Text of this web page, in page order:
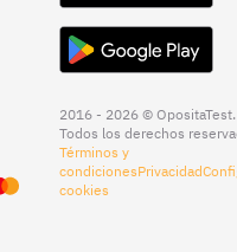
2016 - 2026 © OpositaTest.
Todos los derechos
Términos y
condicionesPrivacidad
cookies